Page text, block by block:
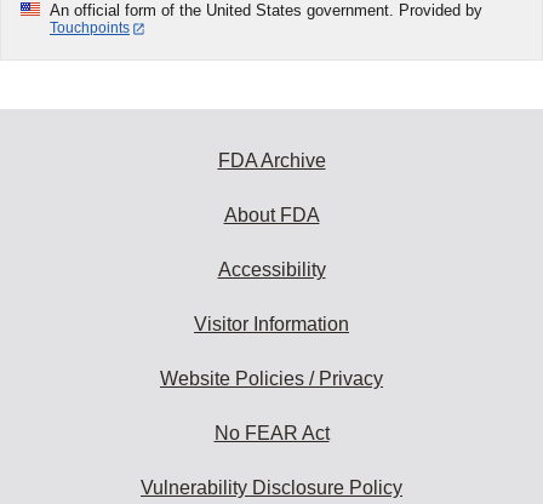
An official form of the United States government. Provided by
Touchpoints
FDA Archive
About FDA
Accessibility
Visitor Information
Website Policies / Privacy
No FEAR Act
Vulnerability Disclosure Policy